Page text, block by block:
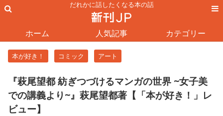
だれかに話したくなる本の話
ホーム 人気記事 カテゴリー
本が好き！ コミック アート
『萩尾望都 紡ぎつづけるマンガの世界 ~女子美
での講義より~』萩尾望都著【「本が好き！」レ
ビュー】